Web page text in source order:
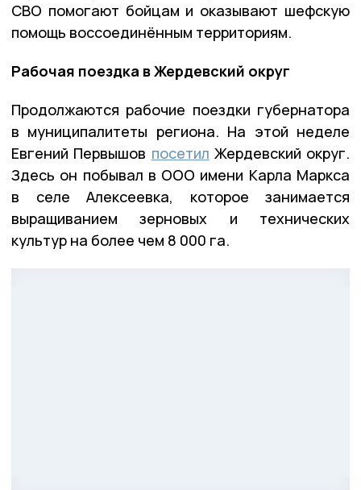
СВО помогают бойцам и оказывают шефскую
помощь воссоединённым территориям.
Рабочая поездка в Жердевский округ
Продолжаются рабочие поездки губернатора
в муниципалитеты региона. На этой неделе
Евгений Первышов посетил Жердевский округ.
Здесь он побывал в ООО имени Карла Маркса
в селе Алексеевка, которое занимается
выращиванием зерновых и технических
культур на более чем 8 000 га.